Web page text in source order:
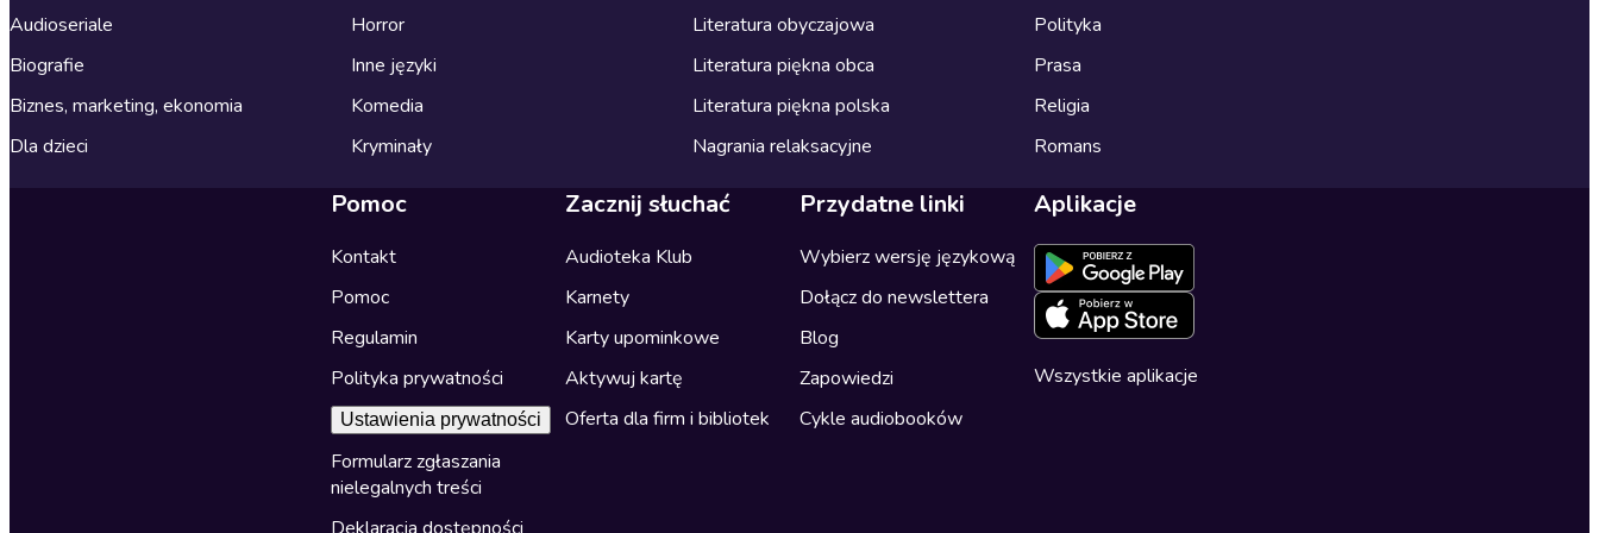
Audioseriale
Biografie
Biznes, marketing, ekonomia
Dla dzieci
Horror
Inne języki
Komedia
Kryminały
Literatura obyczajowa
Literatura piękna obca
Literatura piękna polska
Nagrania relaksacyjne
Polityka
Prasa
Religia
Romans
Pomoc
Kontakt
Pomoc
Regulamin
Polityka prywatności
Ustawienia prywatności
Formularz zgłaszania
nielegalnych treści
Zacznij słuchać
Audioteka Klub
Karnety
Karty upominkowe
Aktywuj kartę
Oferta dla firm i bibliotek
Przydatne linki
Wybierz wersję językową
Dołącz do newslettera
Blog
Zapowiedzi
Cykle audiobooków
Aplikacje
Wszystkie aplikacje